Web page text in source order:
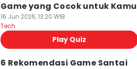
Game yang Cocok untuk Kamu
16 Jun 2026, 13:20 WIB
Tech
Play Quiz
6 Rekomendasi Game Santai